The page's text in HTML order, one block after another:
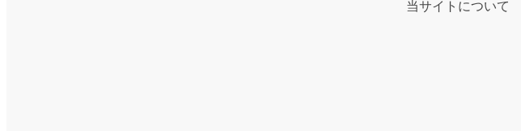
当サイトについて